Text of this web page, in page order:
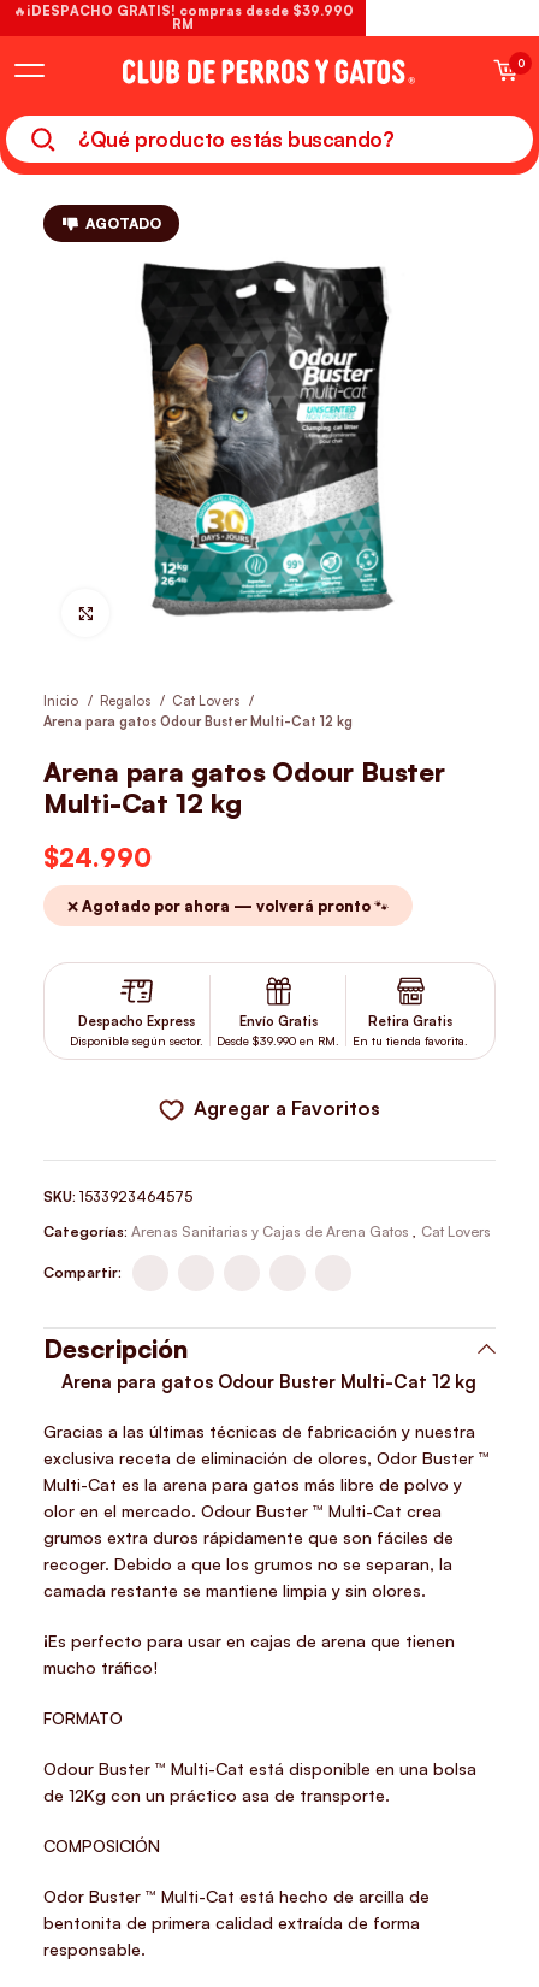
0
AGOTADO
Hacer Zoom
Inicio Regalos
Cat Lovers
Arena para gatos Odour Buster Multi-Cat 12 kg
Arena para gatos Odour Buster
Multi-Cat 12 kg
$24.990
❌ Agotado por ahora — volverá pronto 🐾
Despacho Express
Disponible según sector.
Envío Gratis
Desde $39.990 en RM.
Retira Gratis
En tu tienda favorita.
Agregar a Favoritos
SKU:1533923464575
Categorías: Arenas Sanitarias y Cajas de Arena Gatos Cat Lovers
Compartir:
Descripción
Arena para gatos Odour Buster Multi-Cat 12 kg
Gracias a las últimas técnicas de fabricación y nuestra
exclusiva receta de eliminación de olores, Odor Buster ™
Multi-Cat es la arena para gatos más libre de polvo y
olor en el mercado. Odour Buster ™ Multi-Cat crea
grumos extra duros rápidamente que son fáciles de
recoger. Debido a que los grumos no se separan, la
camada restante se mantiene limpia y sin olores.
¡Es perfecto para usar en cajas de arena que tienen
mucho tráfico!
FORMATO
Odour Buster ™ Multi-Cat está disponible en una bolsa
de 12Kg con un práctico asa de transporte.
COMPOSICIÓN
Odor Buster ™ Multi-Cat está hecho de arcilla de
bentonita de primera calidad extraída de forma
responsable.
🔥¡DESPACHO GRATIS! compras desde $39.990
RM